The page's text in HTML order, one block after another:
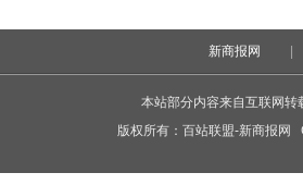
新商报网
本站部分内容来自互联网
版权所有： 百站联盟-新商报网